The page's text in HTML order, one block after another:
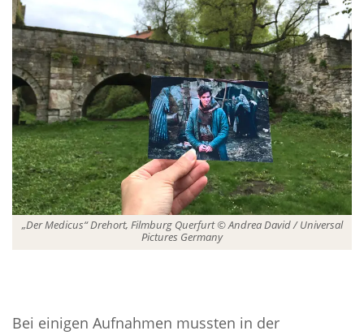
„Der Medicus“ Drehort, Filmburg Querfurt © Andrea David / Universal
Pictures Germany
Bei einigen Aufnahmen mussten in der